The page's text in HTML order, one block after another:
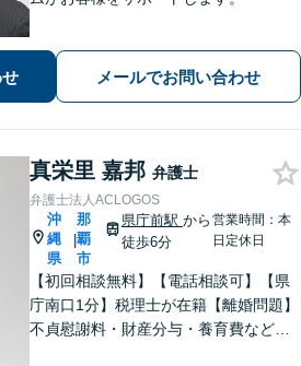
メールでお問い合わせ
真栄里 嘉邦 弁護士
弁護士法人ACLOGOS
沖
縄
県
|
那
覇
市
県庁前駅 から
徒歩6分
営業時間：本
日定休日
【初回相談無料】【電話相談可】【県
庁南口1分】税理士が在籍【離婚問題】
不貞慰謝料・財産分与・養育費など。